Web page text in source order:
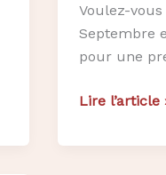
Voulez-
Septembre
pour une
Où
pour
Lire l’article